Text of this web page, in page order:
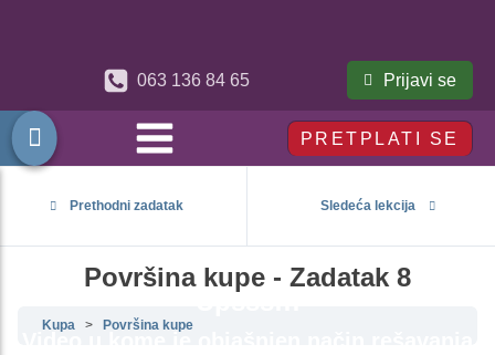
063 136 84 65 Prijavi se
PRETPLATI SE
Prethodni zadatak Sledeća lekcija
Površina kupe - Zadatak 8
Kupa Površina kupe
Upsss!!!